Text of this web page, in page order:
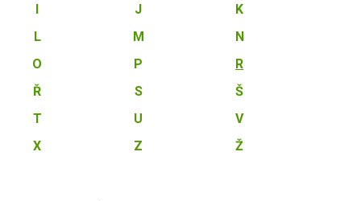
I
J
K
L
M
N
O
P
R
Ř
S
Š
T
U
V
X
Z Ž